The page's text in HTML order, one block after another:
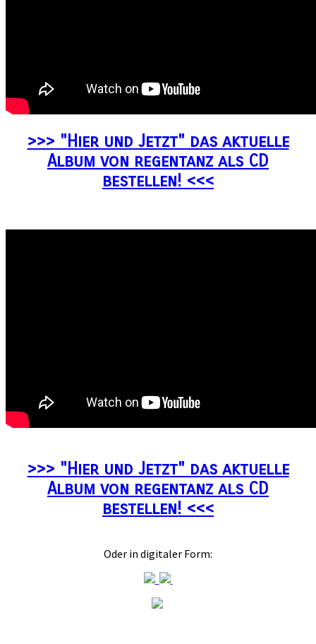
>>> "Hier und Jetzt" das aktuelle
Album von regentanz als CD
bestellen! <<<
>>> "Hier und Jetzt" das aktuelle
Album von regentanz als CD
bestellen! <<<
Oder in digitaler Form: